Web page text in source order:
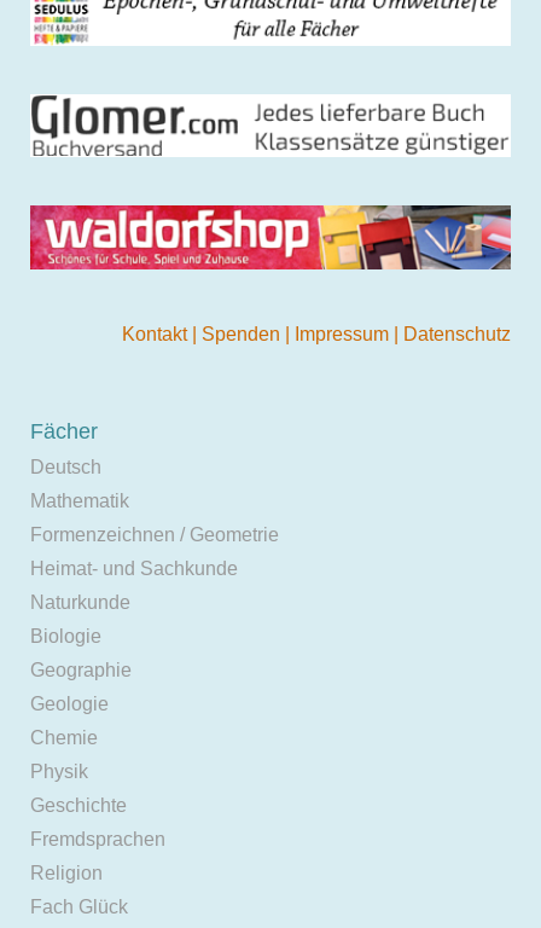
Kontakt Spenden Impressum Datenschutz
Fächer
Deutsch
Mathematik
Formenzeichnen / Geometrie
Heimat- und Sachkunde
Naturkunde
Biologie
Geographie
Geologie
Chemie
Physik
Geschichte
Fremdsprachen
Religion
Fach Glück